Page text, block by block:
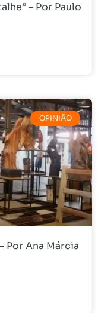
– Por Paulo
OPINIÃO
Por Ana Márcia